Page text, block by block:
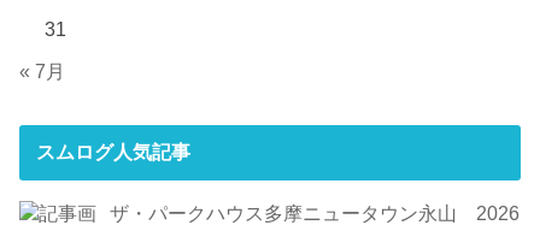
31
« 7月
スムログ人気記事
ザ・パークハウス多摩ニュータウン永山 2026